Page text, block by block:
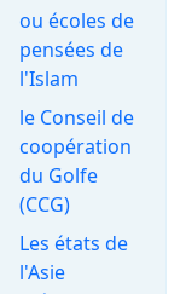
ou écoles de
pensées de
l'Islam
le Conseil de
coopération
du Golfe
(CCG)
Les états de
l'Asie